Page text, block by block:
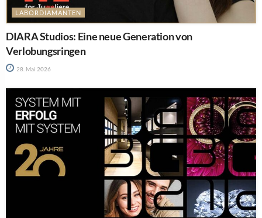
LABORDIAMANTEN
DIARA Studios: Eine neue Generation von
Verlobungsringen
28. Mai 2026